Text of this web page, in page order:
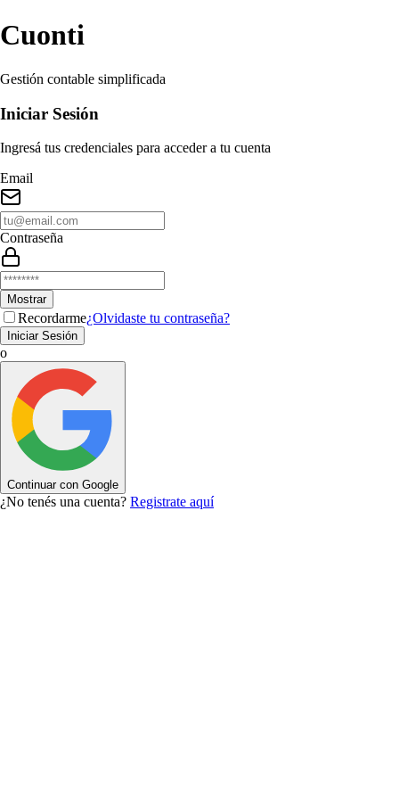
Cuonti
Gestión contable simplificada
Iniciar Sesión
Ingresá tus credenciales para acceder a tu cuenta
Email
Contraseña
Mostrar
Recordarme¿Olvidaste tu contraseña?
Iniciar Sesión
o
Continuar con Google
¿No tenés una cuenta? Registrate aquí